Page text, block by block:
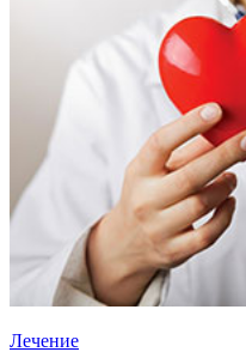
Лечение